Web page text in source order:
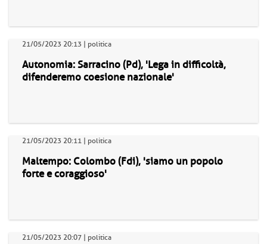
21/05/2023 20:13 | politica
Autonomia: Sarracino (Pd), 'Lega in difficoltà,
difenderemo coesione nazionale'
21/05/2023 20:11 | politica
Maltempo: Colombo (Fdi), 'siamo un popolo
forte e coraggioso'
21/05/2023 20:07 | politica